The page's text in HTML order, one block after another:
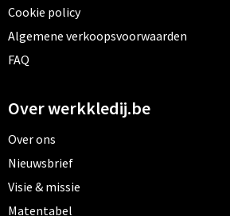
Cookie policy
Algemene verkoopsvoorwaarden
FAQ
Over werkkledij.be
Over ons
Nieuwsbrief
Visie & missie
Matentabel